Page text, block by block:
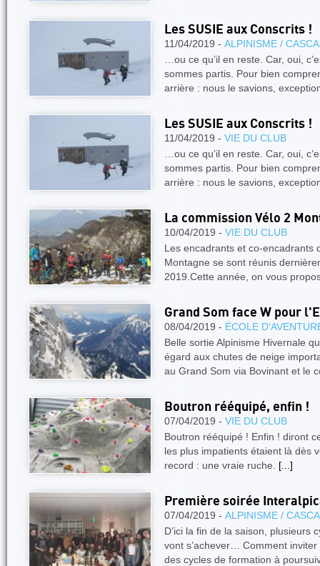
Les SUSIE aux Conscrits !
11/04/2019 - ALPINISME /
…ou ce qu’il en reste. Car, oui,
sommes partis. Pour bien
arrière : nous le savions,
Les SUSIE aux Conscrits !
11/04/2019 - VIE DU CLUB
…ou ce qu’il en reste. Car, oui,
sommes partis. Pour bien
arrière : nous le savions,
La commission Vélo 2
10/04/2019 - VIE DU CLUB
Les encadrants et co-encadrants
Montagne se sont réunis
2019.Cette année, on vous
Grand Som face W pour
08/04/2019 - ÉCOLE
Belle sortie Alpinisme Hivernale
égard aux chutes de neige
au Grand Som via Bovinant et le
Boutron rééquipé, enfin !
07/04/2019 - VIE DU CLUB
Boutron rééquipé ! Enfin ! diront
les plus impatients étaient là dès
record : une vraie ruche. [...]
Première soirée
07/04/2019 - ALPINISME /
D’ici la fin de la saison, plusieurs
vont s’achever… Comment
des cycles de formation à